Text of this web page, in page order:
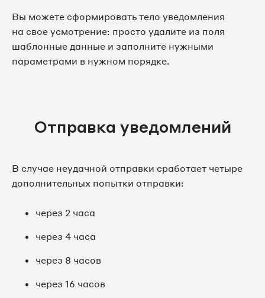
Вы можете сформировать тело уведомления
на свое усмотрение: просто удалите из поля
шаблонные данные и заполните нужными
параметрами в нужном порядке.
Отправка уведомлений
В случае неудачной отправки сработает четыре
дополнительных попытки отправки:
через 2 часа
через 4 часа
через 8 часов
через 16 часов